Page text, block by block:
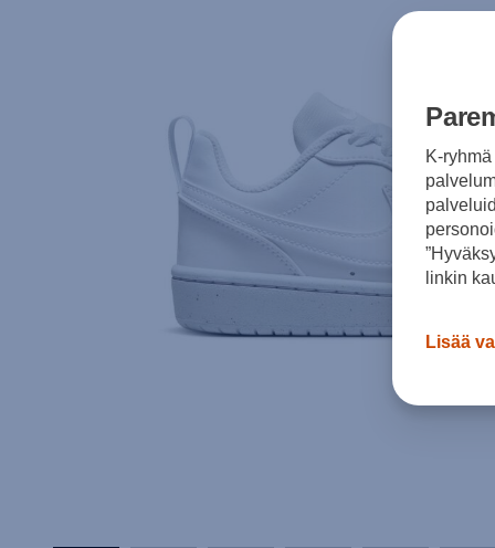
K-
linkin
Lisää